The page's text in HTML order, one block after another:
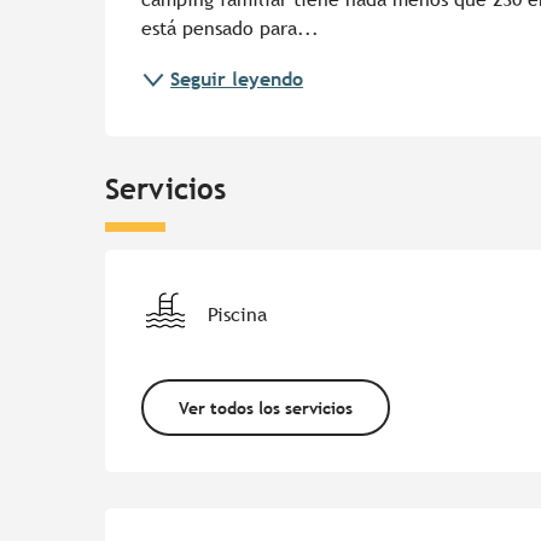
está pensado para...
Seguir leyendo
Servicios
Piscina
Ver todos los servicios